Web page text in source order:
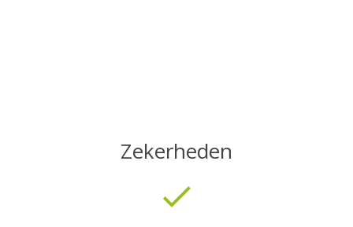
Zekerheden
done